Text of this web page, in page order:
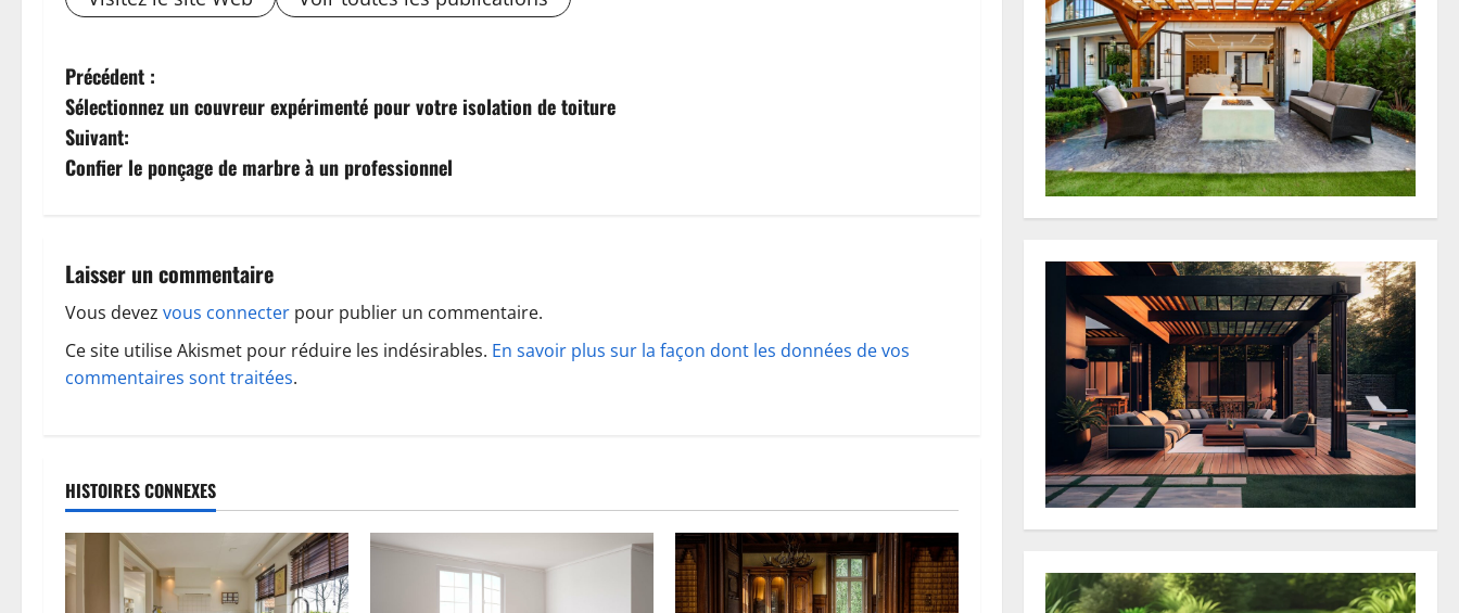
N
a
v
g
a
t
i
n
d
’
Précédent :
Sélectionnez un couvreur expérimenté pour votre isolation de toiture
Suivant:
Confier le ponçage de marbre à un professionnel
Laisser un commentaire
Vous devez vous connecter pour publier un commentaire.
Ce site utilise Akismet pour réduire les indésirables. En savoir plus sur la façon dont les données de vos
commentaires sont traitées.
HISTOIRES CONNEXES